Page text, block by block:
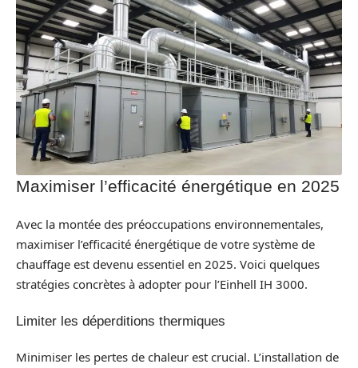
Maximiser l’efficacité énergétique en 2025
Avec la montée des préoccupations environnementales,
maximiser l’efficacité énergétique de votre système de
chauffage est devenu essentiel en 2025. Voici quelques
stratégies concrètes à adopter pour l’Einhell IH 3000.
Limiter les déperditions thermiques
Minimiser les pertes de chaleur est crucial. L’installation de